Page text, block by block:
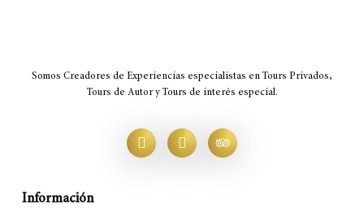
Somos Creadores de Experiencias especialistas en Tours Privados,
Tours de Autor y Tours de interés especial.
Información